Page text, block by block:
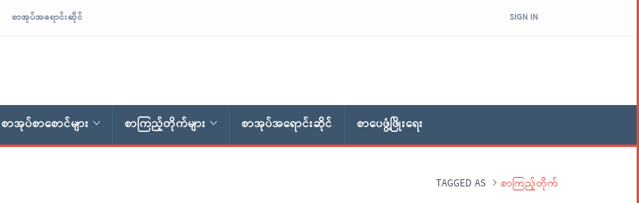
စာအုပ်အရောင်းဆိုင် SIGN IN
စာအုပ်စာစောင်များ စာကြည့်တိုက်များ စာအုပ်အရောင်းဆိုင် စာပေဖွံ့ဖြိုးရေး
TAGGED AS စာကြည့်တိုက်